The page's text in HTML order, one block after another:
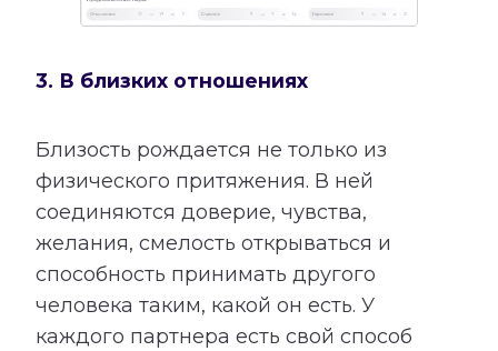
3. В близких отношениях
Близость рождается не только из
физического притяжения. В ней
соединяются доверие, чувства,
желания, смелость открываться и
способность принимать другого
человека таким, какой он есть. У
каждого партнера есть свой способ